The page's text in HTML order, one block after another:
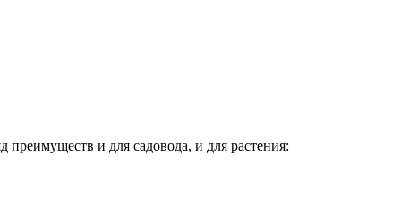
и для садовода, и для растения: